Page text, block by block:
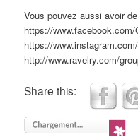
Vous pouvez aussi avoir
https://
https://
http://www.ravelry.com/
Share this: